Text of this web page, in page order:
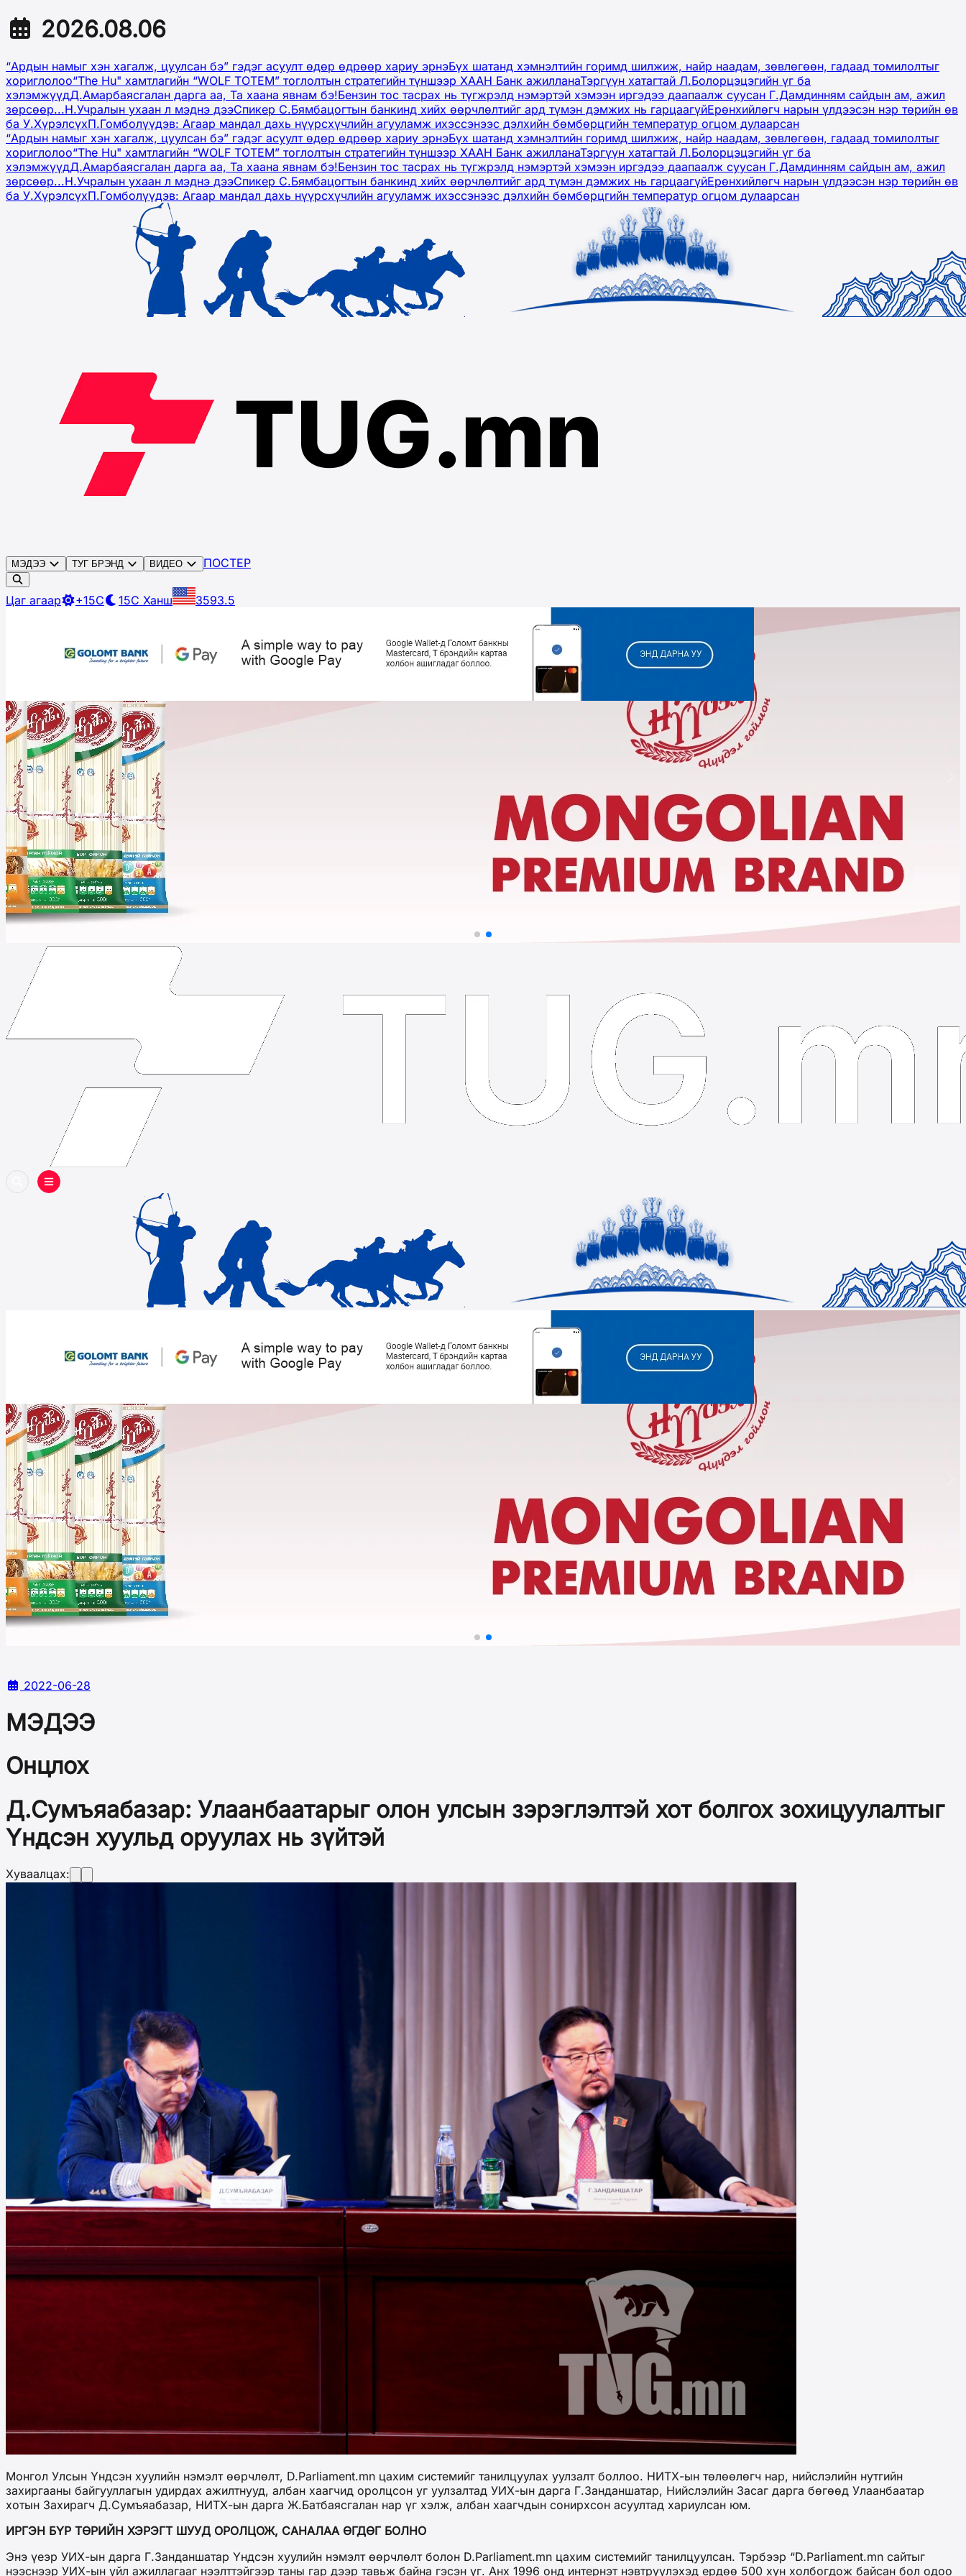
2026.08.06
“Ардын намыг хэн хагалж, цуулсан бэ” гэдэг асуулт өдөр өдрөөр хариу эрнэБүх шатанд хэмнэлтийн горимд шилжиж, найр наадам, зөвлөгөөн, гадаад томилолтыг
хориглолоо“The Hu" хамтлагийн “WOLF TOTEM” тоглолтын стратегийн түншээр ХААН Банк ажилланаТэргүүн хатагтай Л.Болорцэцэгийн үг ба
хэлэмжүүдД.Амарбаясгалан дарга аа, Та хаана явнам бэ!Бензин тос тасрах нь түгжрэлд нэмэртэй хэмээн иргэдээ даапаалж суусан Г.Дамдинням сайдын ам, ажил
зөрсөөр...Н.Учралын ухаан л мэднэ дээСпикер С.Бямбацогтын банкинд хийх өөрчлөлтийг ард түмэн дэмжих нь гарцаагүйЕрөнхийлөгч нарын үлдээсэн нэр төрийн өв
ба У.ХүрэлсүхП.Гомболүүдэв: Агаар мандал дахь нүүрсхүчлийн агууламж ихэссэнээс дэлхийн бөмбөрцгийн температур огцом дулаарсан
“Ардын намыг хэн хагалж, цуулсан бэ” гэдэг асуулт өдөр өдрөөр хариу эрнэБүх шатанд хэмнэлтийн горимд шилжиж, найр наадам, зөвлөгөөн, гадаад томилолтыг
хориглолоо“The Hu" хамтлагийн “WOLF TOTEM” тоглолтын стратегийн түншээр ХААН Банк ажилланаТэргүүн хатагтай Л.Болорцэцэгийн үг ба
хэлэмжүүдД.Амарбаясгалан дарга аа, Та хаана явнам бэ!Бензин тос тасрах нь түгжрэлд нэмэртэй хэмээн иргэдээ даапаалж суусан Г.Дамдинням сайдын ам, ажил
зөрсөөр...Н.Учралын ухаан л мэднэ дээСпикер С.Бямбацогтын банкинд хийх өөрчлөлтийг ард түмэн дэмжих нь гарцаагүйЕрөнхийлөгч нарын үлдээсэн нэр төрийн өв
ба У.ХүрэлсүхП.Гомболүүдэв: Агаар мандал дахь нүүрсхүчлийн агууламж ихэссэнээс дэлхийн бөмбөрцгийн температур огцом дулаарсан
МЭДЭЭ ТУГ БРЭНД ВИДЕО ПОСТЕР
Цаг агаар +15C 15C Ханш 3593.5
2022-06-28
МЭДЭЭ
Онцлох
Д.Сумъяабазар: Улаанбаатарыг олон улсын зэрэглэлтэй хот болгох зохицуулалтыг
Үндсэн хуульд оруулах нь зүйтэй
Хуваалцах:
Монгол Улсын Үндсэн хуулийн нэмэлт өөрчлөлт, D.Parliament.mn цахим системийг танилцуулах уулзалт боллоо. НИТХ-ын төлөөлөгч нар, нийслэлийн нутгийн
захиргааны байгууллагын удирдах ажилтнууд, албан хаагчид оролцсон уг уулзалтад УИХ-ын дарга Г.Занданшатар, Нийслэлийн Засаг дарга бөгөөд Улаанбаатар
хотын Захирагч Д.Сумъяабазар, НИТХ-ын дарга Ж.Батбаясгалан нар үг хэлж, албан хаагчдын сонирхсон асуултад хариулсан юм.
ИРГЭН БҮР ТӨРИЙН ХЭРЭГТ ШУУД ОРОЛЦОЖ, САНАЛАА ӨГДӨГ БОЛНО
Энэ үеэр УИХ-ын дарга Г.Занданшатар Үндсэн хуулийн нэмэлт өөрчлөлт болон D.Parliament.mn цахим системийг танилцуулсан. Тэрбээр “D.Parliament.mn сайтыг
нээснээр УИХ-ын үйл ажиллагааг нээлттэйгээр таны гар дээр тавьж байна гэсэн үг. Анх 1996 онд интернэт нэвтрүүлэхэд ердөө 500 хүн холбогдож байсан бол одоо